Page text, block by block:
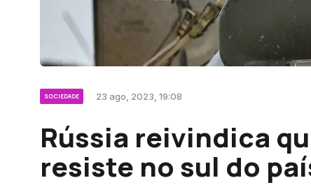
SOCIEDADE 23 ago, 2023, 19:08
Rússia reivindica
resiste no sul do